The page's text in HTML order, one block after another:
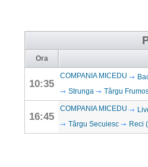
Ora
10:35
COMPANIA MICEDU
Strunga
Târgu
16:45
COMPANIA MICEDU
Târgu Secuiesc
Reci